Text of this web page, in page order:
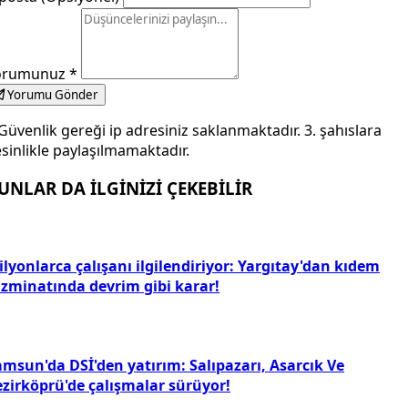
*
Yorumu Gönder
gereği ip adresiniz saklanmaktadır. 3. şahıslara
paylaşılmamaktadır.
DA İLGİNİZİ ÇEKEBİLİR
çalışanı ilgilendiriyor: Yargıtay'dan kıdem
devrim gibi karar!
DSİ'den yatırım: Salıpazarı, Asarcık Ve
çalışmalar sürüyor!